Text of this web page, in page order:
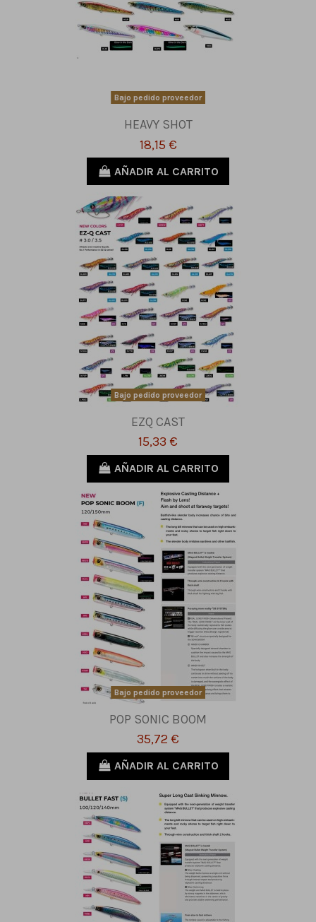
Bajo pedido proveedor
HEAVY SHOT
18,15 €
AÑADIR AL CARRITO
Bajo pedido proveedor
EZQ CAST
15,33 €
AÑADIR AL CARRITO
Bajo pedido proveedor
POP SONIC BOOM
35,72 €
AÑADIR AL CARRITO